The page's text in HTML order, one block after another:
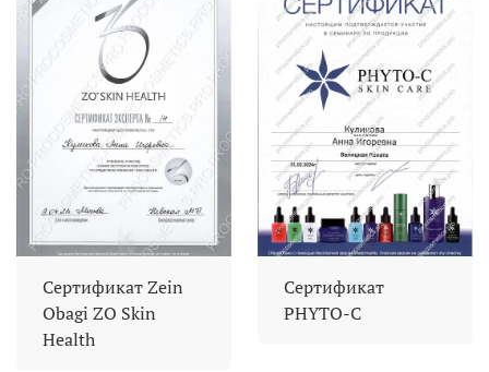
Сертификат Zein
Obagi ZO Skin
Health
Сертификат
PHYTO-C